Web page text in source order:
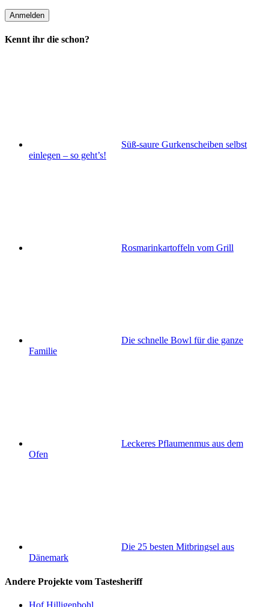
Kennt ihr die schon?
Süß-saure Gurkenscheiben selbst
einlegen – so geht’s!
Rosmarinkartoffeln vom Grill
Die schnelle Bowl für die ganze
Familie
Leckeres Pflaumenmus aus dem
Ofen
Die 25 besten Mitbringsel aus
Dänemark
Andere Projekte vom Tastesheriff
Hof Hilligenbohl